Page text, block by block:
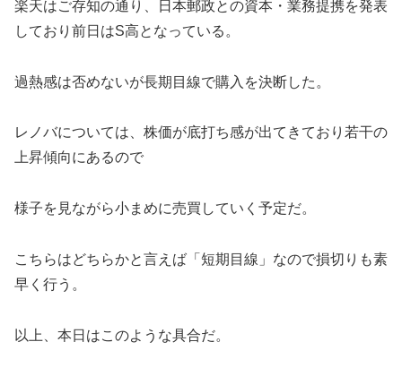
楽天はご存知の通り、日本郵政との資本・業務提携を発表
しており前日はS高となっている。
過熱感は否めないが長期目線で購入を決断した。
レノバについては、株価が底打ち感が出てきており若干の
上昇傾向にあるので
様子を見ながら小まめに売買していく予定だ。
こちらはどちらかと言えば「短期目線」なので損切りも素
早く行う。
以上、本日はこのような具合だ。